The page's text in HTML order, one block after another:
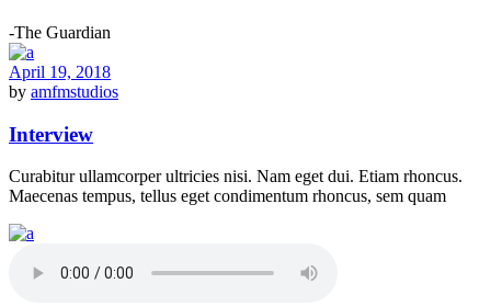
-The Guardian
April 19, 2018
by amfmstudios
Interview
Curabitur ullamcorper ultricies nisi. Nam eget dui. Etiam rhoncus.
Maecenas tempus, tellus eget condimentum rhoncus, sem quam